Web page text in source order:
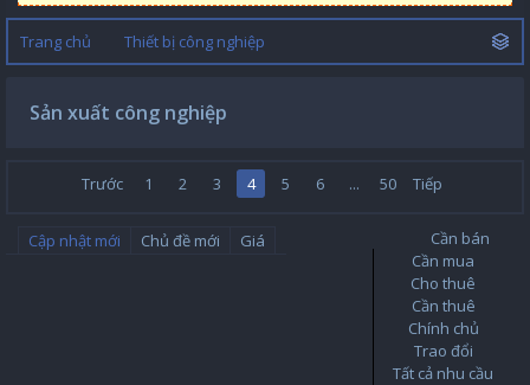
Trang chủ Thiết bị công nghiệp
Sản xuất công nghiệp
Trước 1 2 3 4 5 6 ... 50 Tiếp
Cập nhật mới Chủ đề mới Giá
Cần bán
Cần mua
Cho thuê
Cần thuê
Chính chủ
Trao đổi
Tất cả nhu cầu